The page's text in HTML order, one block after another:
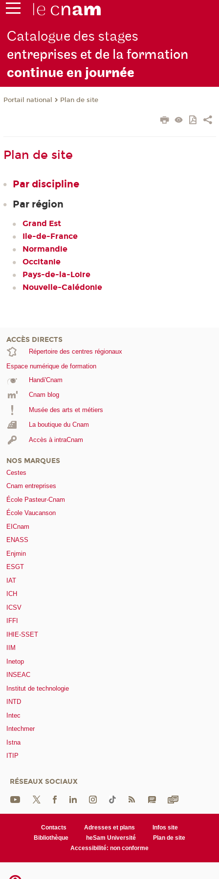
Catalogue des stages
entreprises et de la formation
continue en journée
Portail national Plan de site
Plan de site
Par discipline
Par région
Grand Est
Ile-de-France
Normandie
Occitanie
Pays-de-la-Loire
Nouvelle-Calédonie
ACCÈS DIRECTS
Répertoire des centres régionaux
Espace numérique de formation
Handi'Cnam
Cnam blog
Musée des arts et métiers
La boutique du Cnam
Accès à intraCnam
NOS MARQUES
Cestes
Cnam entreprises
École Pasteur-Cnam
École Vaucanson
EICnam
ENASS
Enjmin
ESGT
IAT
ICH
ICSV
IFFI
IHIE-SSET
IIM
Inetop
INSEAC
Institut de technologie
INTD
Intec
Intechmer
Istna
ITIP
RÉSEAUX SOCIAUX
Contacts Adresses et plans
Infos site
Bibliothèque
heSam Université
Plan de site
Accessibilité: non conforme